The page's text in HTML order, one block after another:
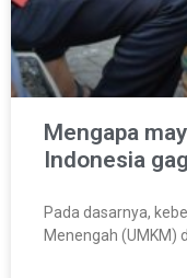
Mengapa
Indonesia
Pada dasarnya,
Menengah (UMKM)